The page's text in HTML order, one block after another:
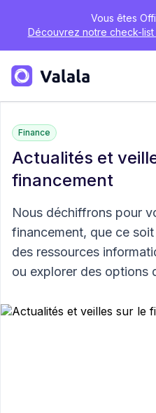
Vous êtes
Découvrez notre check-
Finance
Actualités et
financement
Nous déchiffrons pour
financement, que ce
des ressources
ou explorer des options